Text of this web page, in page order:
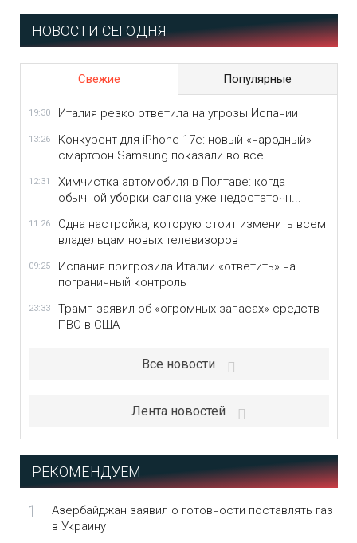
НОВОСТИ СЕГОДНЯ
Свежие Популярные
19:30 Италия резко ответила на угрозы Испании
13:26
Конкурент для iPhone 17e: новый «народный»
смартфон Samsung показали во все...
12:31
Химчистка автомобиля в Полтаве: когда
обычной уборки салона уже недостаточн...
11:26
Одна настройка, которую стоит изменить всем
владельцам новых телевизоров
09:25
Испания пригрозила Италии «ответить» на
пограничный контроль
23:33
Трамп заявил об «огромных запасах» средств
ПВО в США
Все новости
Лента новостей
РЕКОМЕНДУЕМ
1
Азербайджан заявил о готовности поставлять газ
в Украину